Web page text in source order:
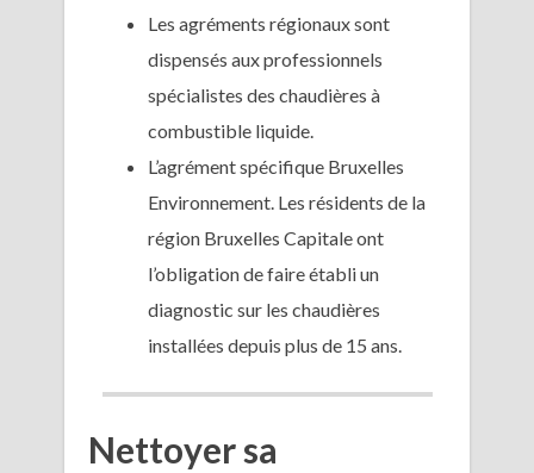
Les agréments régionaux sont
dispensés aux professionnels
spécialistes des chaudières à
combustible liquide.
L’agrément spécifique Bruxelles
Environnement. Les résidents de la
région Bruxelles Capitale ont
l’obligation de faire établi un
diagnostic sur les chaudières
installées depuis plus de 15 ans.
Nettoyer sa